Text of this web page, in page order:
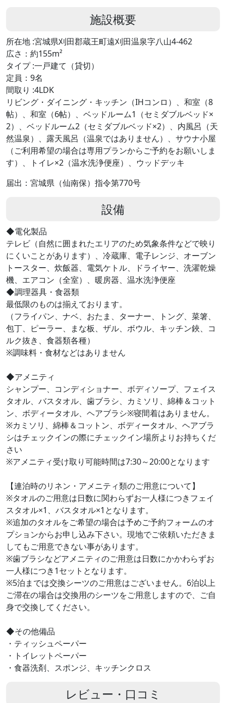
施設概要
所在地 :宮城県刈田郡蔵王町遠刈田温泉字八山4-462
広さ：約155m²
タイプ :一戸建て（貸切）
定員：9名
間取り :4LDK
リビング・ダイニング・キッチン（IHコンロ）、和室（8
帖）、和室（6帖）、ベッドルーム1（セミダブルベッド×
2）、ベッドルーム2（セミダブルベッド×2）、内風呂（天
然温泉）、露天風呂（温泉ではありません）、サウナ小屋
（ご利用希望の場合は専用プランからご予約をお願いしま
す）、トイレ×2（温水洗浄便座）、ウッドデッキ
届出：宮城県（仙南保）指令第770号
設備
◆電化製品
テレビ（自然に囲まれたエリアのため気象条件などで映り
にくいことがあります）、冷蔵庫、電子レンジ、オーブン
トースター、炊飯器、電気ケトル、ドライヤー、洗濯乾燥
機、エアコン（全室）、暖房器、温水洗浄便座
◆調理器具・食器類
最低限のものは揃えております。
（フライパン、ナベ、おたま、ターナー、トング、菜箸、
包丁、ピーラー、まな板、ザル、ボウル、キッチン鋏、コ
ルク抜き、食器類各種）
※調味料・食材などはありません
◆アメニティ
シャンプー、コンディショナー、ボディソープ、フェイス
タオル、バスタオル、歯ブラシ、カミソリ、綿棒＆コット
ン、ボディータオル、ヘアブラシ※寝間着はありません。
※カミソリ、綿棒＆コットン、ボディータオル、ヘアブラ
シはチェックインの際にチェックイン場所よりお持ちくだ
さい
※アメニティ受け取り可能時間は7:30～20:00となります
【連泊時のリネン・アメニティ類のご用意について】
※タオルのご用意は日数に関わらずお一人様につきフェイ
スタオル×1、バスタオル×1となります。
※追加のタオルをご希望の場合は予めご予約フォームのオ
プションからお申し込み下さい。現地でご依頼いただきま
してもご用意できない事があります。
※歯ブラシなどアメニティのご用意は日数にかかわらずお
一人様につき1セットとなります。
※5泊までは交換シーツのご用意はございません。6泊以上
ご滞在の場合は交換用のシーツをご用意しますので、ご自
身で交換してください。
◆その他備品
・ティッシュペーパー
・トイレットペーパー
・食器洗剤、スポンジ、キッチンクロス
レビュー・口コミ